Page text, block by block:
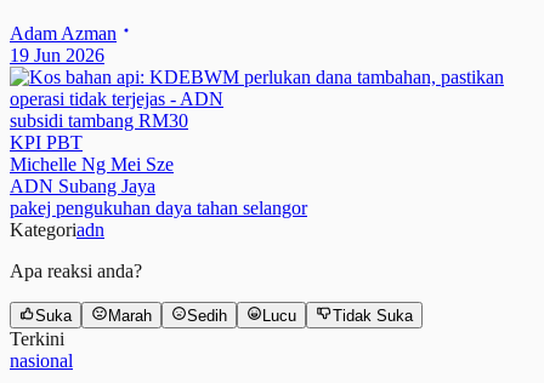
Adam Azman
19 Jun 2026
subsidi tambang RM30
KPI PBT
Michelle Ng Mei Sze
ADN Subang Jaya
pakej pengukuhan daya tahan selangor
Kategoriadn
Apa reaksi anda?
Suka Marah Sedih Lucu Tidak Suka
Terkini
nasional